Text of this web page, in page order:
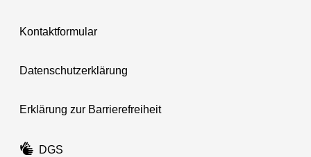
Kontaktformular
Datenschutzerklärung
Erklärung zur Barrierefreiheit
DGS